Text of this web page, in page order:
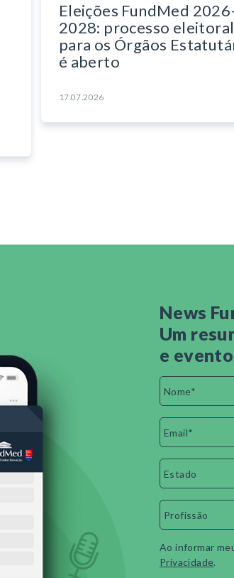
Eleições FundMed
2028: processo eleitoral
para os Órgãos
é aberto
17.07.2026
News
Um
e
Ao informar
Privacidade.